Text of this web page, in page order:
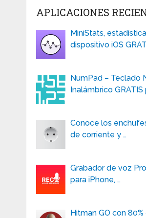
APLICACIONES
MiniStats,
dispositivo iOS
NumPad – Teclado
Inalámbrico GRATIS
Conoce los
de corriente y …
Grabador de voz
para iPhone, …
Hitman GO con 80%